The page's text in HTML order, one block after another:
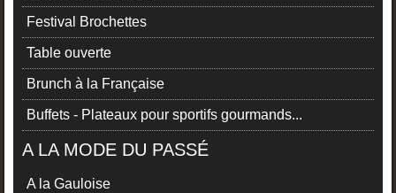
Festival Brochettes
Table ouverte
Brunch à la Française
Buffets - Plateaux pour sportifs gourmands...
A LA MODE DU PASSÉ
A la Gauloise